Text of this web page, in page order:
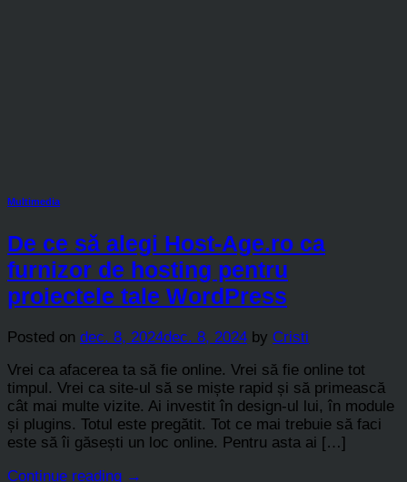
Multimedia
De ce să alegi Host-Age.ro ca
furnizor de hosting pentru
proiectele tale WordPress
Posted on dec. 8, 2024dec. 8, 2024 by Cristi
Vrei ca afacerea ta să fie online. Vrei să fie online tot
timpul. Vrei ca site-ul să se miște rapid și să primească
cât mai multe vizite. Ai investit în design-ul lui, în module
și plugins. Totul este pregătit. Tot ce mai trebuie să faci
este să îi găsești un loc online. Pentru asta ai […]
Continue reading →